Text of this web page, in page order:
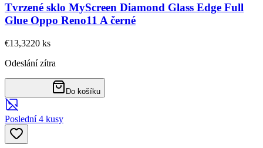
Tvrzené sklo MyScreen Diamond Glass Edge Full
Glue Oppo Reno11 A černé
€13,3220 ks
Odeslání zítra
Do košíku
Poslední 4 kusy